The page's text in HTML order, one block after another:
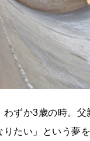
ずか3歳の時。
たい」という夢